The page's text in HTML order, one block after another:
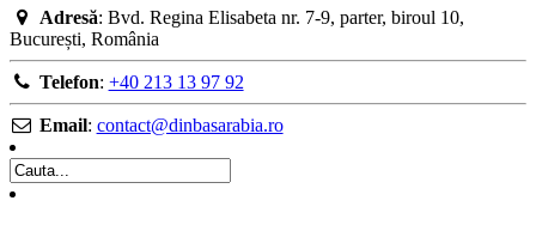
Adresă: Bvd. Regina Elisabeta nr. 7-9, parter, biroul 10,
București, România
Telefon: +40 213 13 97 92
Email: contact@dinbasarabia.ro